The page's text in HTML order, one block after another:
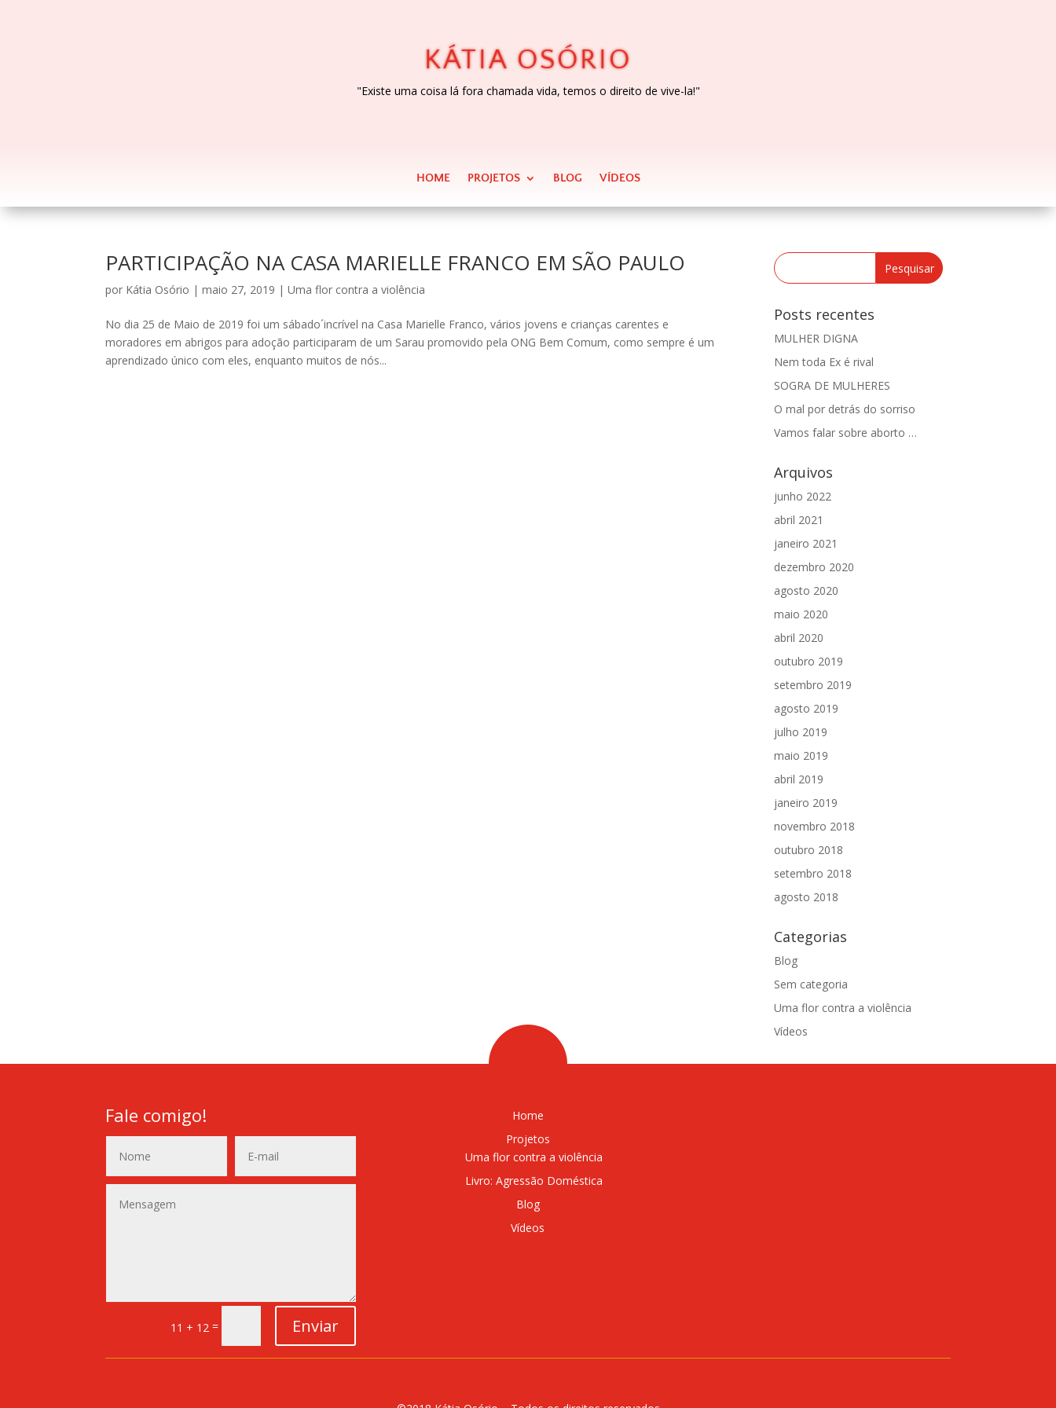
KÁTIA OSÓRIO
"Existe uma coisa lá fora chamada vida, temos o direito de vive-la!"
HOME PROJETOS BLOG VÍDEOS
PARTICIPAÇÃO NA CASA MARIELLE FRANCO EM SÃO PAULO
por Kátia Osório |maio 27, 2019 |Uma flor contra a violência
No dia 25 de Maio de 2019 foi um sábado´incrível na Casa Marielle Franco, vários jovens e crianças carentes e
moradores em abrigos para adoção participaram de um Sarau promovido pela ONG Bem Comum, como sempre é um
aprendizado único com eles, enquanto muitos de nós...
Posts recentes
MULHER DIGNA
Nem toda Ex é rival
SOGRA DE MULHERES
O mal por detrás do sorriso
Vamos falar sobre aborto …
Arquivos
junho 2022
abril 2021
janeiro 2021
dezembro 2020
agosto 2020
maio 2020
abril 2020
outubro 2019
setembro 2019
agosto 2019
julho 2019
maio 2019
abril 2019
janeiro 2019
novembro 2018
outubro 2018
setembro 2018
agosto 2018
Categorias
Blog
Sem categoria
Uma flor contra a violência
Vídeos
Fale comigo!
11 + 12 = Enviar
Home
Projetos
Uma flor contra a violência
Livro: Agressão Doméstica
Blog
Vídeos